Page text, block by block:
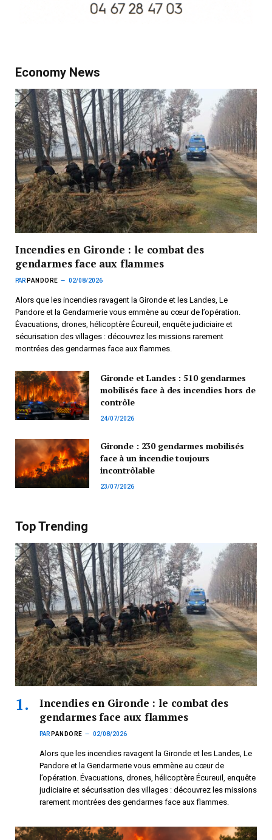
Economy News
Incendies en Gironde : le combat des
gendarmes face aux flammes
PAR PANDORE 02/08/2026
Alors que les incendies ravagent la Gironde et les Landes, Le
Pandore et la Gendarmerie vous emmène au cœur de l’opération.
Évacuations, drones, hélicoptère Écureuil, enquête judiciaire et
sécurisation des villages : découvrez les missions rarement
montrées des gendarmes face aux flammes.
Gironde et Landes : 510 gendarmes
mobilisés face à des incendies hors de
contrôle
24/07/2026
Gironde : 230 gendarmes mobilisés
face à un incendie toujours
incontrôlable
23/07/2026
Top Trending
Incendies en Gironde : le combat des
gendarmes face aux flammes
PAR PANDORE 02/08/2026
Alors que les incendies ravagent la Gironde et les Landes, Le
Pandore et la Gendarmerie vous emmène au cœur de
l’opération. Évacuations, drones, hélicoptère Écureuil, enquête
judiciaire et sécurisation des villages : découvrez les missions
rarement montrées des gendarmes face aux flammes.